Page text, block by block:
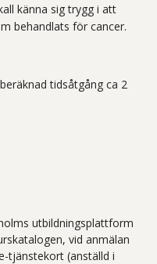
känna sig trygg i att
behandlats för cancer.
tidsåtgång ca 2
utbildningsplattform
vid anmälan
tjänstekort (anställd i